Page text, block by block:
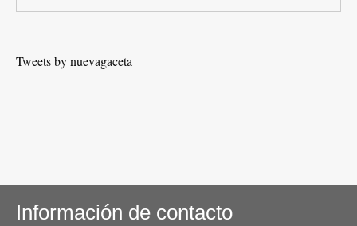
Tweets by nuevagaceta
Información de contacto